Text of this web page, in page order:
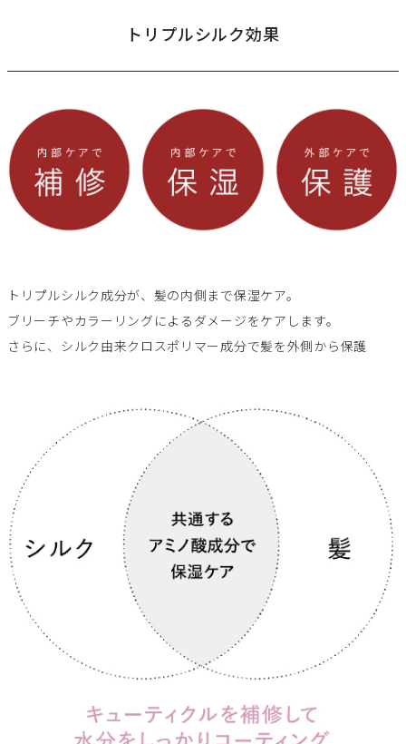
トリプルシルク効果
トリプルシルク成分が、髪の内側まで保湿ケア。
ブリーチやカラーリングによるダメージをケアします。
さらに、シルク由来クロスポリマー成分で髪を外側から保護